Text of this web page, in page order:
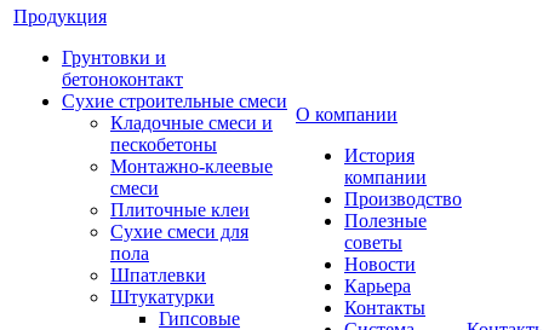
Продукция
Грунтовки и
бетоноконтакт
Сухие строительные смеси
Кладочные смеси и
пескобетоны
Монтажно-клеевые
смеси
Плиточные клеи
Сухие смеси для
пола
Шпатлевки
Штукатурки
Гипсовые
О компании
История
компании
Производство
Полезные
советы
Новости
Карьера
Контакты